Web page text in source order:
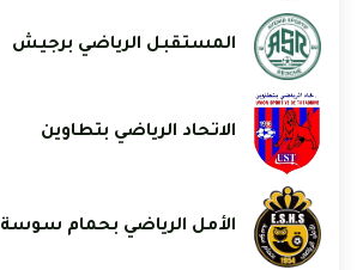
المستقبل الرياضي برجيش
الاتحاد الرياضي بتطاوين
الأمل الرياضي بحمام سوسة